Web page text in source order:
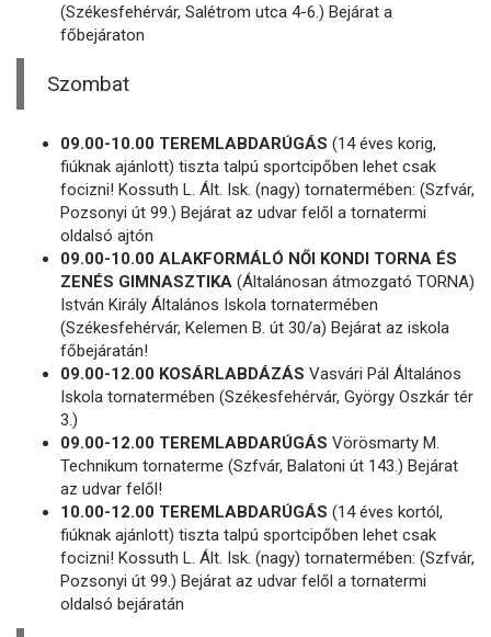
(Székesfehérvár, Salétrom utca 4-6.) Bejárat a
főbejáraton
Szombat
09.00-10.00 TEREMLABDARÚGÁS (14 éves korig,
fiúknak ajánlott) tiszta talpú sportcipőben lehet csak
focizni! Kossuth L. Ált. Isk. (nagy) tornatermében: (Szfvár,
Pozsonyi út 99.) Bejárat az udvar felől a tornatermi
oldalsó ajtón
09.00-10.00 ALAKFORMÁLÓ NŐI KONDI TORNA ÉS
ZENÉS GIMNASZTIKA (Általánosan átmozgató TORNA)
István Király Általános Iskola tornatermében
(Székesfehérvár, Kelemen B. út 30/a) Bejárat az iskola
főbejáratán!
09.00-12.00 KOSÁRLABDÁZÁS Vasvári Pál Általános
Iskola tornatermében (Székesfehérvár, György Oszkár tér
3.)
09.00-12.00 TEREMLABDARÚGÁS Vörösmarty M.
Technikum tornaterme (Szfvár, Balatoni út 143.) Bejárat
az udvar felől!
10.00-12.00 TEREMLABDARÚGÁS (14 éves kortól,
fiúknak ajánlott) tiszta talpú sportcipőben lehet csak
focizni! Kossuth L. Ált. Isk. (nagy) tornatermében: (Szfvár,
Pozsonyi út 99.) Bejárat az udvar felől a tornatermi
oldalsó bejáratán